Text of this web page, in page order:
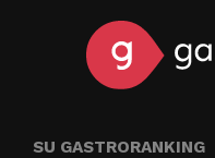
SU GASTRORANKING